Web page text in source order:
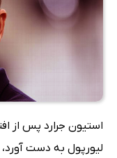
استیون جرارد پس از